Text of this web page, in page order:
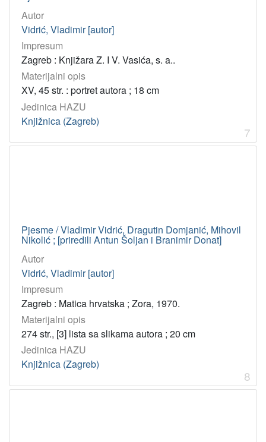
Autor
Vidrić, Vladimir [autor]
Impresum
Zagreb : Knjižara Z. I V. Vasića, s. a..
Materijalni opis
XV, 45 str. : portret autora ; 18 cm
Jedinica HAZU
Knjižnica (Zagreb)
7
Pjesme / Vladimir Vidrić, Dragutin Domjanić, Mihovil
Nikolić ; [priredili Antun Šoljan i Branimir Donat]
Autor
Vidrić, Vladimir [autor]
Impresum
Zagreb : Matica hrvatska ; Zora, 1970.
Materijalni opis
274 str., [3] lista sa slikama autora ; 20 cm
Jedinica HAZU
Knjižnica (Zagreb)
8